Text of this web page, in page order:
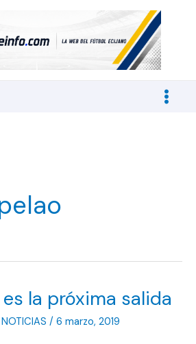
la próxima salida
NOTICIAS / 6 marzo, 2019